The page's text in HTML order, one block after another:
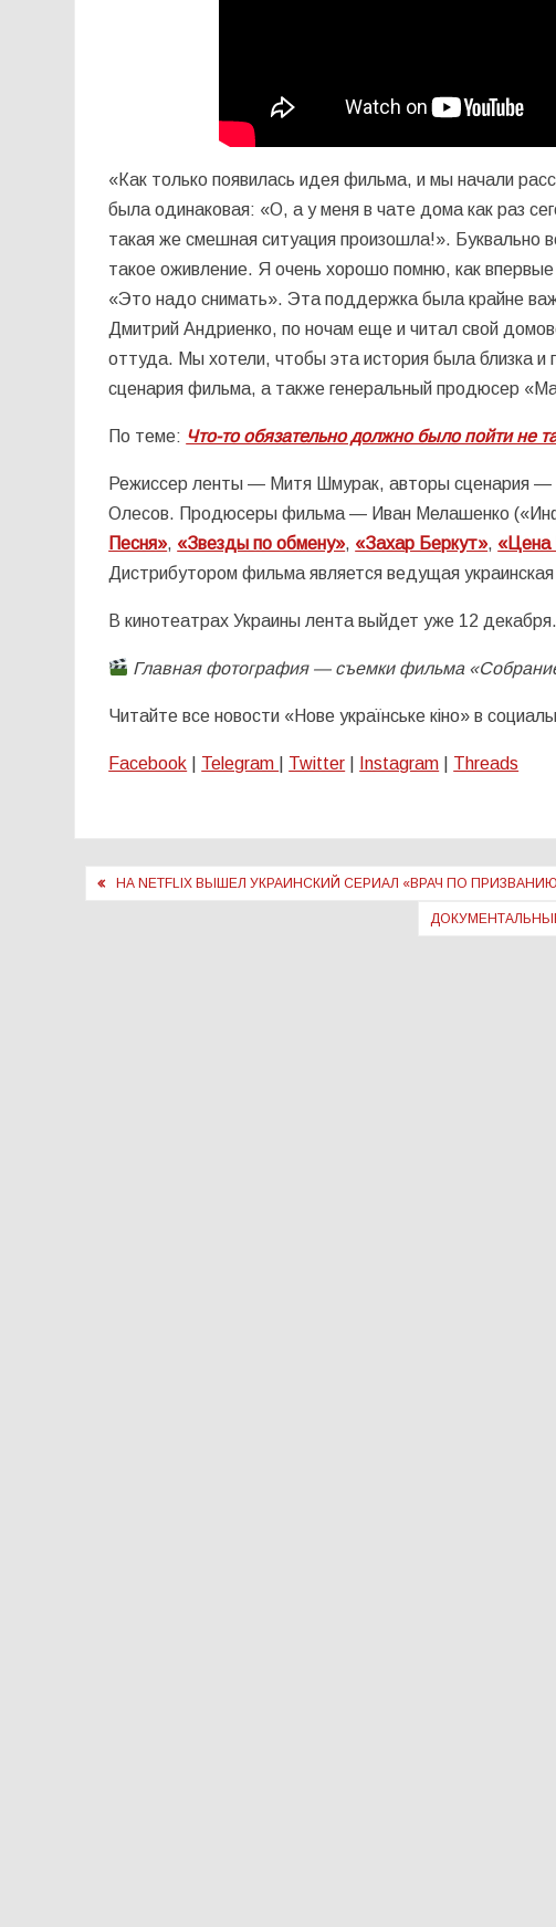
«Как только появилась идея фильма, и мы начали
была одинаковая: «О, а у меня в чате дома как раз
такая же смешная ситуация произошла!». Буквально
такое оживление. Я очень хорошо помню, как
«Это надо снимать». Эта поддержка была крайне
Дмитрий Андриенко, по ночам еще и читал свой
оттуда. Мы хотели, чтобы эта история была близка
сценария фильма, а также генеральный продюсер
По теме: Что-то обязательно должно было пойти не
Режиссер ленты — Митя Шмурак, авторы сценария
Олесов. Продюсеры фильма — Иван Мелашенко
Песня», «Звезды по обмену», «Захар Беркут», «Цена
Дистрибутором фильма является ведущая
В кинотеатрах Украины лента выйдет уже 12 декабря.
Главная фотография — съемки фильма
Читайте все новости «Нове українське кіно» в
Facebook Telegram Twitter Instagram Threads
Навигация
НА NETFLIX ВЫШЕЛ УКРАИНСКИЙ СЕРИАЛ «ВРАЧ ПО